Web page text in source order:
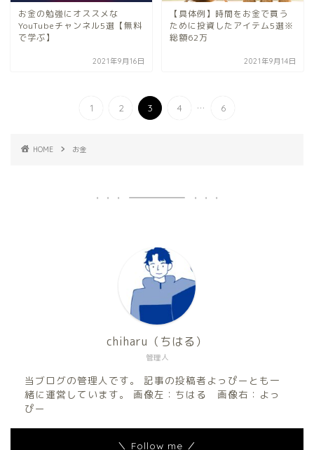
お金の勉強にオススメな
YouTubeチャンネル5選【無料
で学ぶ】
2021年9月16日
【具体例】時間をお金で買う
ために投資したアイテム5選※
総額62万
2021年9月14日
1 2 3 4 ... 6
HOME お金
管理人
chiharu（ちはる）
当ブログの管理人です。 記事の投稿者よっぴーとも一
緒に運営しています。 画像左：ちはる 画像右：よっ
ぴー
＼ Follow me ／